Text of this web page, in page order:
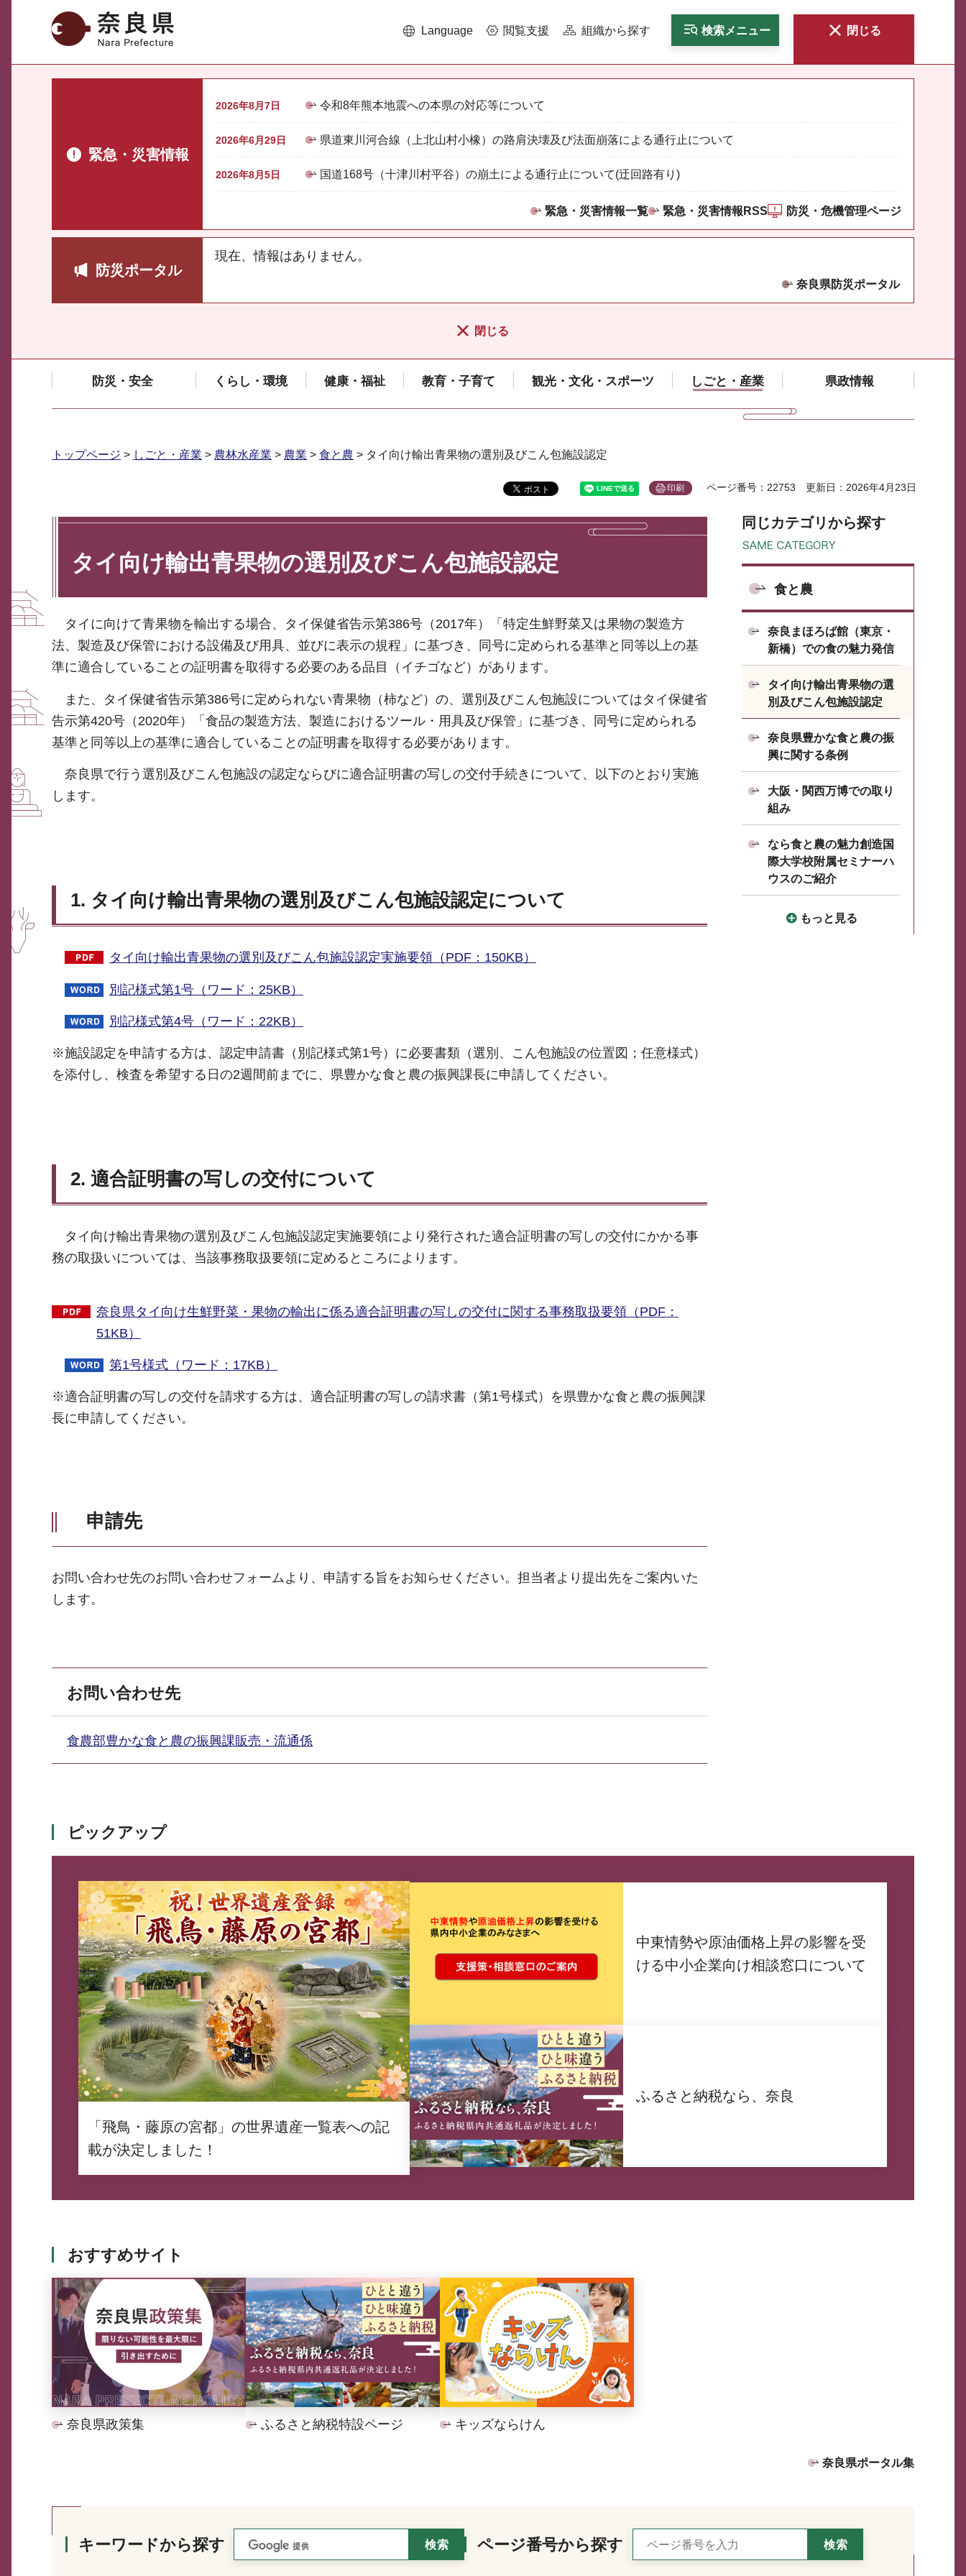
奈良県 Language 閲覧支援 組織から探す 検索メニュー 閉じる
緊急・災害情報
2026年8月7日 令和8年熊本地震への本県の対応等について
2026年6月29日 県道東川河合線（上北山村小橡）の路肩決壊及び法面崩落による通行止について
2026年8月5日 国道168号（十津川村平谷）の崩土による通行止について(迂回路有り)
緊急・災害情報一覧 緊急・災害情報RSS 防災・危機管理ページ
防災ポータル
現在、情報はありません。
奈良県防災ポータル
閉じる
防災・安全 くらし・環境 健康・福祉 教育・子育て 観光・文化・スポーツ しごと・産業 県政情報
トップページ > しごと・産業 > 農林水産業 > 農業 > 食と農 > タイ向け輸出青果物の選別及びこん包施設認定
印刷 ページ番号：22753 更新日：2026年4月23日
タイ向け輸出青果物の選別及びこん包施設認定
タイに向けて青果物を輸出する場合、タイ保健省告示第386号（2017年）「特定生鮮野菜又は果物の製造方
法、製造及び保管における設備及び用具、並びに表示の規程」に基づき、同号に定められる基準と同等以上の基
準に適合していることの証明書を取得する必要のある品目（イチゴなど）があります。
また、タイ保健省告示第386号に定められない青果物（柿など）の、選別及びこん包施設についてはタイ保健省
告示第420号（2020年）「食品の製造方法、製造におけるツール・用具及び保管」に基づき、同号に定められる
基準と同等以上の基準に適合していることの証明書を取得する必要があります。
奈良県で行う選別及びこん包施設の認定ならびに適合証明書の写しの交付手続きについて、以下のとおり実施
します。
1. タイ向け輸出青果物の選別及びこん包施設認定について
タイ向け輸出青果物の選別及びこん包施設認定実施要領（PDF：150KB）
別記様式第1号（ワード：25KB）
別記様式第4号（ワード：22KB）
※施設認定を申請する方は、認定申請書（別記様式第1号）に必要書類（選別、こん包施設の位置図；任意様式）
を添付し、検査を希望する日の2週間前までに、県豊かな食と農の振興課長に申請してください。
2. 適合証明書の写しの交付について
タイ向け輸出青果物の選別及びこん包施設認定実施要領により発行された適合証明書の写しの交付にかかる事
務の取扱いについては、当該事務取扱要領に定めるところによります。
奈良県タイ向け生鮮野菜・果物の輸出に係る適合証明書の写しの交付に関する事務取扱要領（PDF：
51KB）
第1号様式（ワード：17KB）
※適合証明書の写しの交付を請求する方は、適合証明書の写しの請求書（第1号様式）を県豊かな食と農の振興課
長に申請してください。
申請先
お問い合わせ先のお問い合わせフォームより、申請する旨をお知らせください。担当者より提出先をご案内いた
します。
お問い合わせ先
食農部豊かな食と農の振興課販売・流通係
同じカテゴリから探す
食と農
奈良まほろば館（東京・
新橋）での食の魅力発信
タイ向け輸出青果物の選
別及びこん包施設認定
奈良県豊かな食と農の振
興に関する条例
大阪・関西万博での取り
組み
なら食と農の魅力創造国
際大学校附属セミナーハ
ウスのご紹介
もっと見る
ピックアップ
「飛鳥・藤原の宮都」の世界遺産一覧表への記
載が決定しました！
中東情勢や原油価格上昇の影響を受
ける中小企業向け相談窓口について
ふるさと納税なら、奈良
おすすめサイト
奈良県政策集 ふるさと納税特設ページ キッズならけん
奈良県ポータル集
キーワードから探す ページ番号から探す